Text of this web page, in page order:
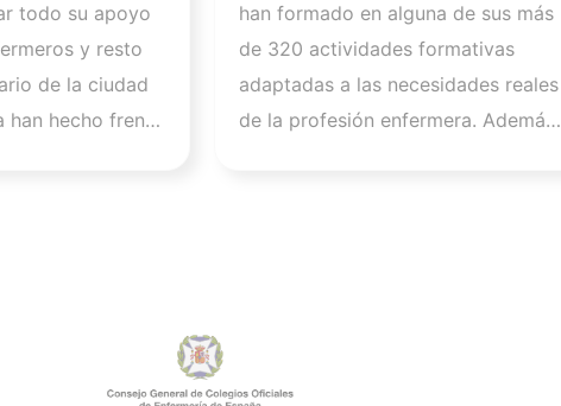
de la crisis
Ceuta y
todo su apoyo
y resto
de la ciudad
han hecho frente
curso 2025-2026
han formado en alguna de sus más
de 320 actividades formativas
adaptadas a las necesidades reales
de la profesión enfermera. Además,